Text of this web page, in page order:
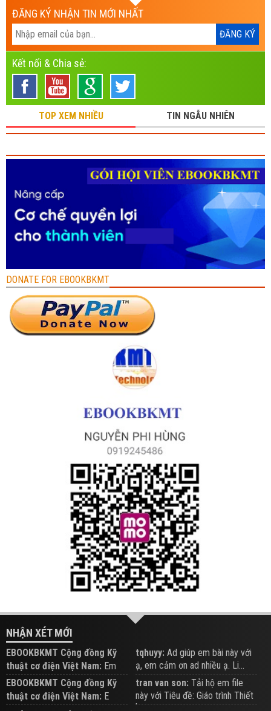
ĐĂNG KÝ NHẬN TIN MỚI NHẤT
Kết nối & Chia sẻ:
TOP XEM NHIỀU TIN NGẪU NHIÊN
DONATE FOR EBOOKBKMT
NHẬN XÉT MỚI
EBOOKBKMT Cộng đồng Kỹ
thuật cơ điện Việt Nam: Em
đăng trên Group hỗ trợ nhé
tqhuyy: Ad giúp em bài này với
ạ, em cảm ơn ad nhiều ạ. Li...
EBOOKBKMT Cộng đồng Kỹ
thuật cơ điện Việt Nam: E
tran van son: Tải hộ em file
này với Tiêu đề: Giáo trình Thiết
b...